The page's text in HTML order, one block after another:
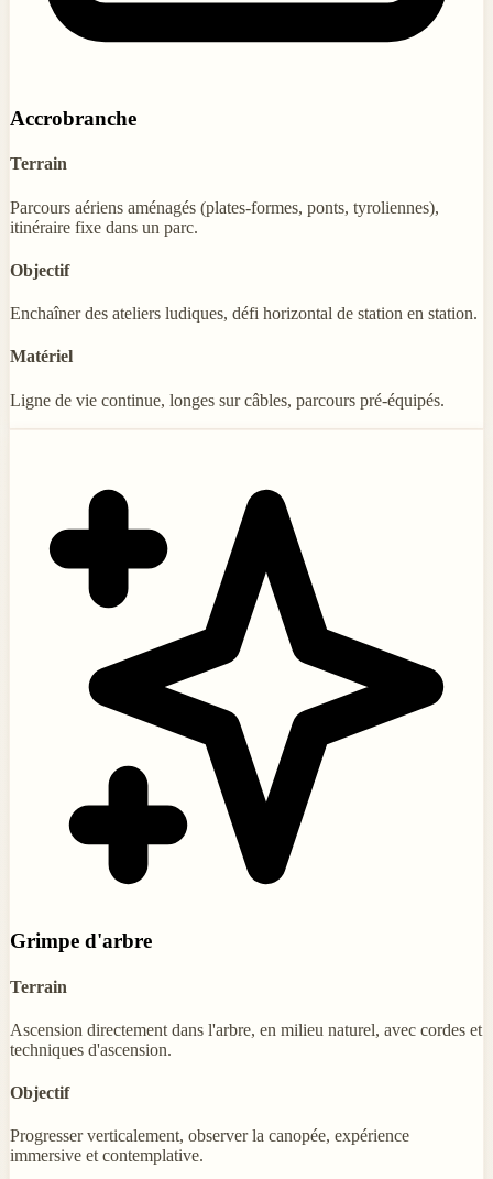
Accrobranche
Terrain
Parcours aériens aménagés (plates-formes, ponts, tyroliennes),
itinéraire fixe dans un parc.
Objectif
Enchaîner des ateliers ludiques, défi horizontal de station en station.
Matériel
Ligne de vie continue, longes sur câbles, parcours pré-équipés.
Grimpe d'arbre
Terrain
Ascension directement dans l'arbre, en milieu naturel, avec cordes et
techniques d'ascension.
Objectif
Progresser verticalement, observer la canopée, expérience
immersive et contemplative.